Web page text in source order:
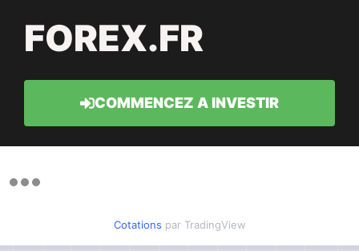
FOREX.FR
COMMENCEZ A INVESTIR
Cotations par TradingView